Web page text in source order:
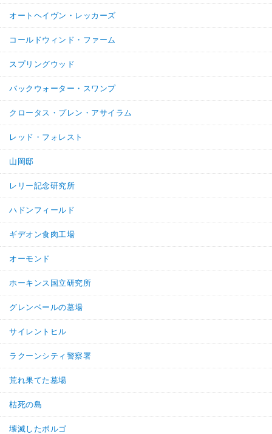
オートヘイヴン・レッカーズ
コールドウィンド・ファーム
スプリングウッド
バックウォーター・スワンプ
クロータス・プレン・アサイラム
レッド・フォレスト
山岡邸
レリー記念研究所
ハドンフィールド
ギデオン食肉工場
オーモンド
ホーキンス国立研究所
グレンベールの墓場
サイレントヒル
ラクーンシティ警察署
荒れ果てた墓場
枯死の島
壊滅したボルゴ